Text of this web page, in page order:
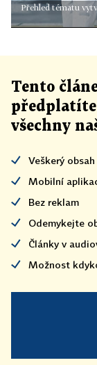
Přehled tématu
Tento
předplatíte
všechny
Veškerý obsah
Mobilní
Bez reklam
Odemykejte
Články v
Možnost